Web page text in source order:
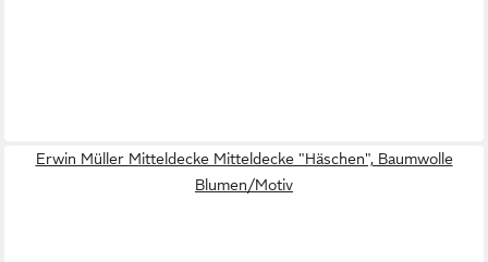
Erwin Müller Mitteldecke Mitteldecke "Häschen", Baumwolle
Blumen/Motiv